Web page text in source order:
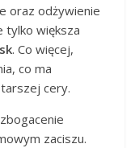
oraz odżywienie
tylko większa
. Co więcej,
co ma
cery.
zaciszu.